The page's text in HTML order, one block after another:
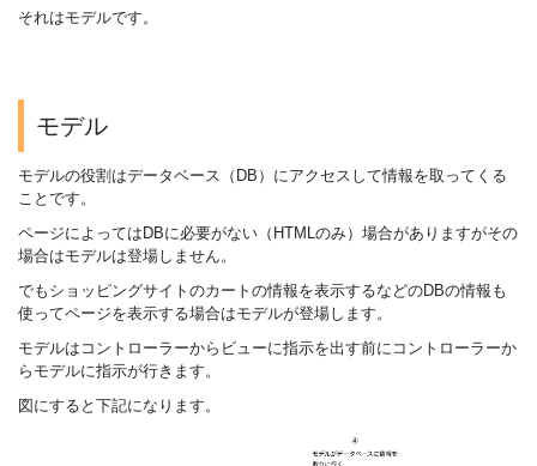
それはモデルです。
モデル
モデルの役割はデータベース（DB）にアクセスして情報を取ってくる
ことです。
ページによってはDBに必要がない（HTMLのみ）場合がありますがその
場合はモデルは登場しません。
でもショッピングサイトのカートの情報を表示するなどのDBの情報も
使ってページを表示する場合はモデルが登場します。
モデルはコントローラーからビューに指示を出す前にコントローラーか
らモデルに指示が行きます。
図にすると下記になります。